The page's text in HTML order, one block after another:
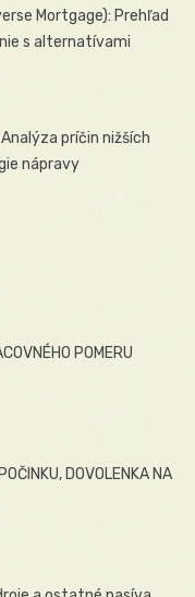
Mortgage): Prehľad
s alternatívami
príčin nižších
nápravy
POMERU
DOVOLENKA NA